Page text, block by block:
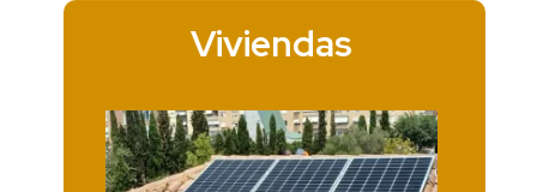
Viviendas